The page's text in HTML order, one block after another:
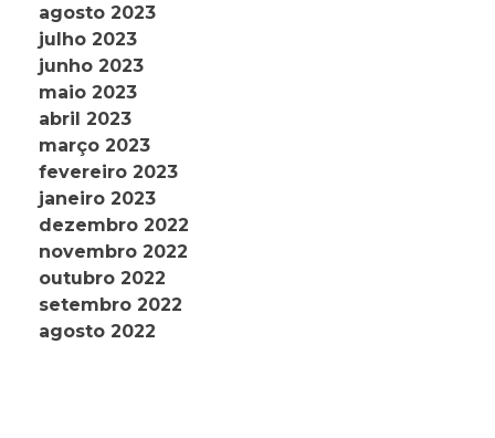
agosto 2023
julho 2023
junho 2023
maio 2023
abril 2023
março 2023
fevereiro 2023
janeiro 2023
dezembro 2022
novembro 2022
outubro 2022
setembro 2022
agosto 2022